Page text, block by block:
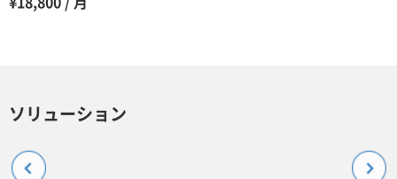
ソリューション